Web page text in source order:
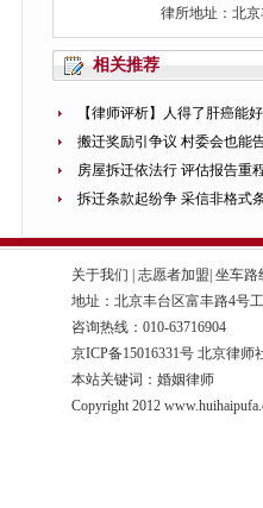
律所地址：北
相关推荐
【律师评析】人得了肝癌能
搬迁奖励引争议 村委会也能
房屋拆迁依法行 评估报告重
拆迁条款起纷争 采信非格式
关于我们 志愿者加盟 坐车路
地址：北京丰台区富丰路4号
咨询热线：010-63716904
京ICP备15016331号 北京律师
本站关键词：婚姻律师
Copyright 2012